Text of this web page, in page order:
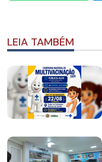
LEIA TAMBÉM